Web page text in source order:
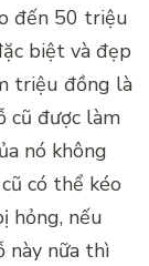
đến 50 triệu
biệt và đẹp
triệu đồng là
cũ được làm
nó không
có thể kéo
hỏng, nếu
này nữa thì